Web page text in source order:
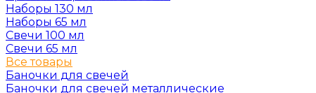
Наборы 130 мл
Наборы 65 мл
Свечи 100 мл
Свечи 65 мл
Все товары
Баночки для свечей
Баночки для свечей металлические